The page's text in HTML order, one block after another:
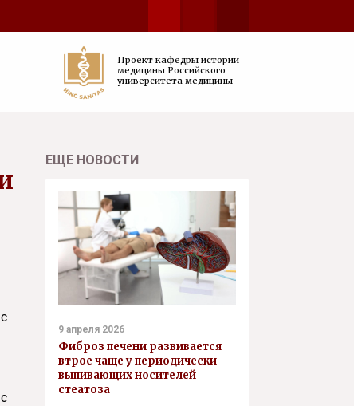
Проект кафедры истории
медицины Российского
университета медицины
ЕЩЕ НОВОСТИ
9 апреля 2026
Фиброз печени развивается
втрое чаще у периодически
выпивающих носителей
стеатоза